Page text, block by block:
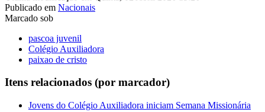
Publicado em Nacionais
Marcado sob
pascoa juvenil
Colégio Auxiliadora
paixao de cristo
Itens relacionados (por marcador)
Jovens do Colégio Auxiliadora iniciam Semana Missionária